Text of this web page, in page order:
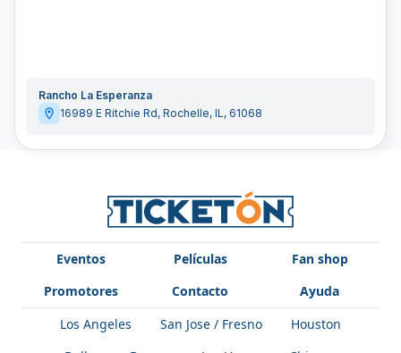
Rancho La Esperanza
16989 E Ritchie Rd, Rochelle, IL, 61068
Eventos Películas
Fan shop
Promotores
Contacto
Ayuda
Los Angeles
San Jose / Fresno
Houston